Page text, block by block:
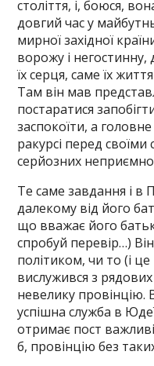
століття, і, боюся,
довгий час у
мирної західної
ворожу і
їх серця, саме їх
Там він мав
постаратися
заспокоїти, а
ракурсі перед
серйозних
Те саме завдання і в
далекому від його
що вважає його
спробуй перевір…)
політиком, чи то (і
вислужився з
невелику провінцію.
успішна служба в
отримає пост
б, провінцію без